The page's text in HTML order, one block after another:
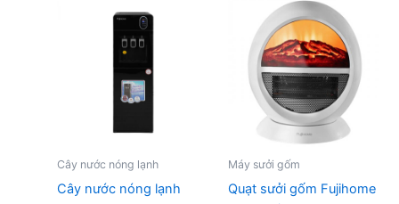
Cây nước nóng lạnh
Cây nước nóng lạnh
Máy sưởi gốm
Quạt sưởi gốm Fujihome